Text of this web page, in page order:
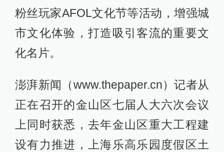
粉丝玩家AFOL文化节等活动，增强城
市文化体验，打造吸引客流的重要文
化名片。
澎湃新闻（www.thepaper.cn）记者从
正在召开的金山区七届人大六次会议
上同时获悉，去年金山区重大工程建
设有力推进，上海乐高乐园度假区土